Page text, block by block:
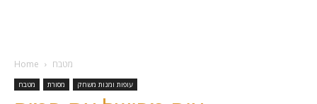
Home מטבח
מטבח מסורת עופות ומנות משחק